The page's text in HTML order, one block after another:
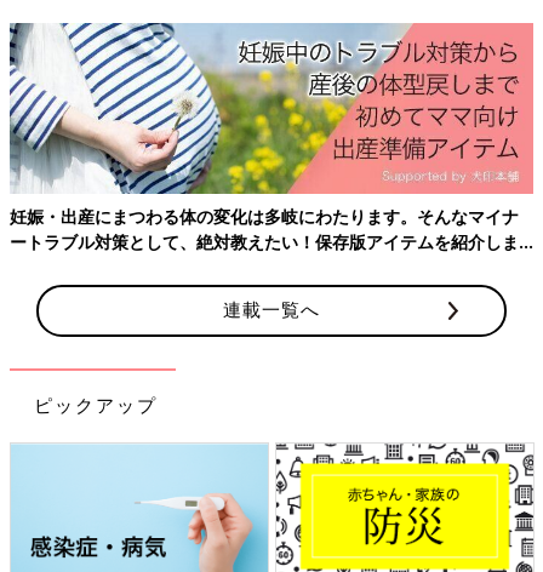
KAOさん(@kaotan_8)が投稿した写真-2016 7月 9 2:01午前 PDT
ボーダーとデニムのサロペットを合わせたカジュアルな親子リン
クコーデ。KAOさん＆3つ子ちゃんともに、白いサンダルとさり
げないロールアップで夏らしい雰囲気に。動きやすさもばっちり
なので、レジャーやおでかけにもぴったりです♪ 大人用のサロペ
ットは一見子どもっぽく見えてしまいがちなアイテムですが、少
しタイトめのトップスと合わせたり、程よく肌見せすることで大
人っぽく仕上がります。
に、シンプルな着こなしなら大人も子どもも似合いやすいですよ
ね。わざわざ全身を買いそろえなくても、まずは持っている服や
小物で“ちょこっとリンク”から挑戦してみませんか？
インスタグラマー KAO （@kaotan_8）
2歳の3つ子のママ。2016年1月には第4子を出産。ハッシュタ
グ、“#親子リンクコーデ”で話題の注目インスタグラマー。
妊娠・出産にまつわる体の変化は多岐にわたります。そんなマイナ
ートラブル対策として、絶対教えたい！保存版アイテムを紹介しま
連載一覧へ
ピックアップ